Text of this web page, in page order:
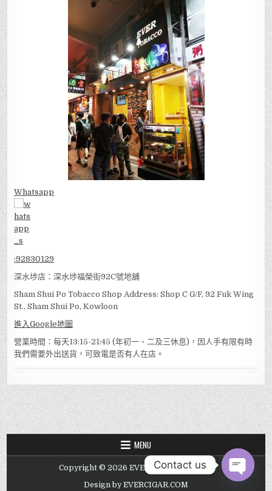
Whatsapp
:92830129
深水埗店：深水埗福榮街92C號地舖
Sham Shui Po Tobacco Shop Address: Shop C G/F, 92 Fuk Wing
St., Sham Shui Po, Kowloon
進入Google地圖
營業時間：每天13:15-21:45 (年初一、二及三休息)，因人手有限有時
我們需要外出送貨，可致電是否有人在店。
MENU
Copyright © 2026 EVER TOBACCO SHOP
Design by EVERCIGAR.COM
Contact us
OPEN